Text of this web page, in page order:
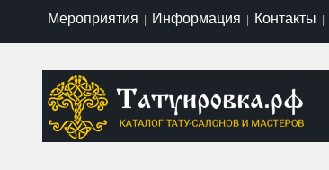
Мероприятия Информация Контакты